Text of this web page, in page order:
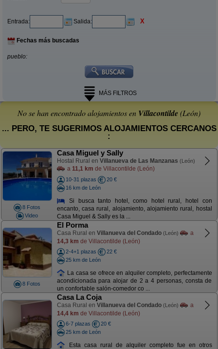
Entrada: Salida: X
Fechas más buscadas
pueblo:
MÁS FILTROS
No se han encontrado alojamientos en Villacontilde(León)
... PERO, TE SUGERIMOS ALOJAMIENTOS CERCANOS
:
8 Fotos
Video
Casa Miguel y Sally
Hostal Rural en Villanueva de Las Manzanas (León)
a 11,1 km de Villacontilde (León)
10-31 plazas
20 €
16 km de León
Si busca tanto hotel, como hotel rural, hotel con
encanto, casa rural, alojamiento, alojamiento rural, hostal
Casa Miguel & Sally es la ...
8 Fotos
El Porma
Casa Rural en Villanueva del Condado (León)
a
14,3 km de Villacontilde (León)
2-4+1 plazas
22 €
25 km de León
La casa se ofrece en alquiler completo, perfectamente
acondicionada para alojar de 2 a 4 personas, consta de
un confortable salón-comedor co ...
Casa La Coja
Casa Rural en Villanueva del Condado (León)
a
14,4 km de Villacontilde (León)
6-7 plazas
20 €
25 km de León
Esta casa rural de alquiler completo fue en otros